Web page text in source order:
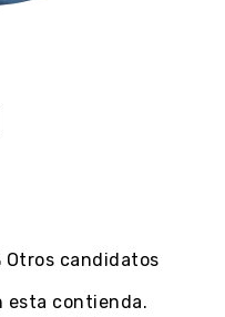
Otros candidatos
esta contienda.